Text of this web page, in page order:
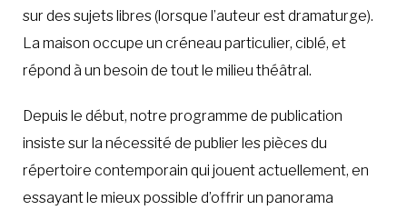
sur des sujets libres (lorsque l’auteur est dramaturge).
La maison occupe un créneau particulier, ciblé, et
répond à un besoin de tout le milieu théâtral.
Depuis le début, notre programme de publication
insiste sur la nécessité de publier les pièces du
répertoire contemporain qui jouent actuellement, en
essayant le mieux possible d’offrir un panorama